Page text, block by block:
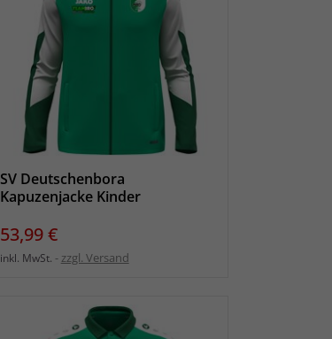
SV Deutschenbora
Kapuzenjacke Kinder
Preis
53,99 €
inkl. MwSt. zzgl. Versand